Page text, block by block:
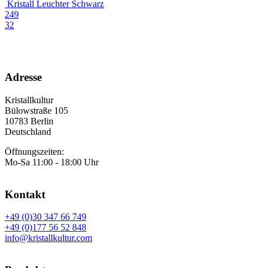
Kristall Leuchter Schwarz
249
32
Adresse
Kristallkultur
Bülowstraße 105
10783 Berlin
Deutschland
Öffnungszeiten:
Mo-Sa 11:00 - 18:00 Uhr
Kontakt
+49 (0)30 347 66 749
+49 (0)177 56 52 848
info@kristallkultur.com